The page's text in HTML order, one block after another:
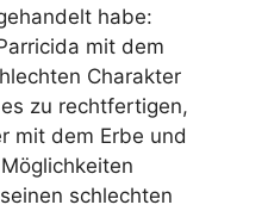
habe:
mit dem
Charakter
zu rechtfertigen,
mit dem Erbe und
schlechten